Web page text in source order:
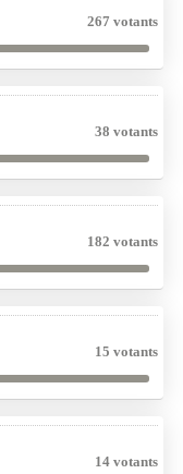
267 votants
38 votants
182 votants
15 votants
14 votants